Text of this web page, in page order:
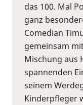
das 100. Mal
ganz
Comedian
gemeinsam
Mischung aus
spannenden
seinem
Kinderpfleger